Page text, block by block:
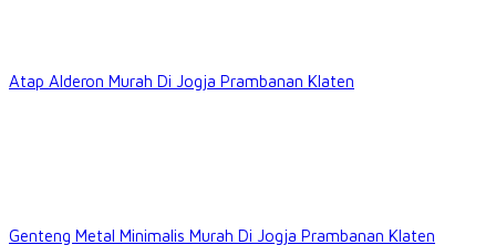
Atap Alderon Murah Di Jogja Prambanan Klaten
Genteng Metal Minimalis Murah Di Jogja Prambanan Klaten